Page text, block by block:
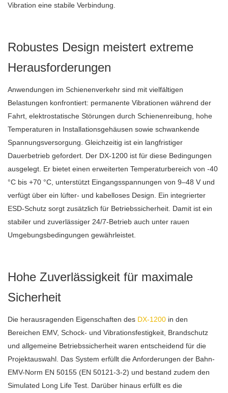
Vibration eine stabile Verbindung.
Robustes Design meistert extreme
Herausforderungen
Anwendungen im Schienenverkehr sind mit vielfältigen
Belastungen konfrontiert: permanente Vibrationen während der
Fahrt, elektrostatische Störungen durch Schienenreibung, hohe
Temperaturen in Installationsgehäusen sowie schwankende
Spannungsversorgung. Gleichzeitig ist ein langfristiger
Dauerbetrieb gefordert. Der DX-1200 ist für diese Bedingungen
ausgelegt. Er bietet einen erweiterten Temperaturbereich von -40
°C bis +70 °C, unterstützt Eingangsspannungen von 9–48 V und
verfügt über ein lüfter- und kabelloses Design. Ein integrierter
ESD-Schutz sorgt zusätzlich für Betriebssicherheit. Damit ist ein
stabiler und zuverlässiger 24/7-Betrieb auch unter rauen
Umgebungsbedingungen gewährleistet.
Hohe Zuverlässigkeit für maximale
Sicherheit
Die herausragenden Eigenschaften des DX-1200 in den
Bereichen EMV, Schock- und Vibrationsfestigkeit, Brandschutz
und allgemeine Betriebssicherheit waren entscheidend für die
Projektauswahl. Das System erfüllt die Anforderungen der Bahn-
EMV-Norm EN 50155 (EN 50121-3-2) und bestand zudem den
Simulated Long Life Test. Darüber hinaus erfüllt es die